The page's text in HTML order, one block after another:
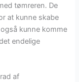
tømreren. De
at kunne skabe
kunne komme
endelige
af